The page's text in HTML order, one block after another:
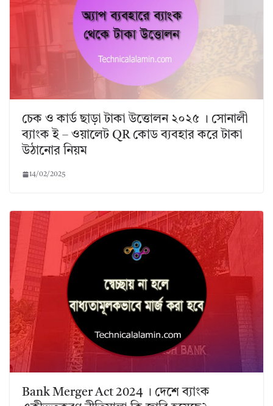
চেক ও কার্ড ছাড়া টাকা উত্তোলন ২০২৫ । সোনালী
ব্যাংক ই – ওয়ালেট QR কোড ব্যবহার করে টাকা
উঠানোর নিয়ম
14/02/2025
Bank Merger Act 2024 । দেশে ব্যাংক